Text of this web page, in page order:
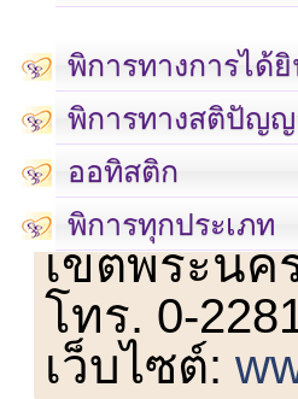
พิการทางการได้
พิการทางสติปัญ
ออทิสติก
พิการทุกประเภท
เลขที่ 23
เขตพระนค
โทร. 0-
เว็บไซต์: